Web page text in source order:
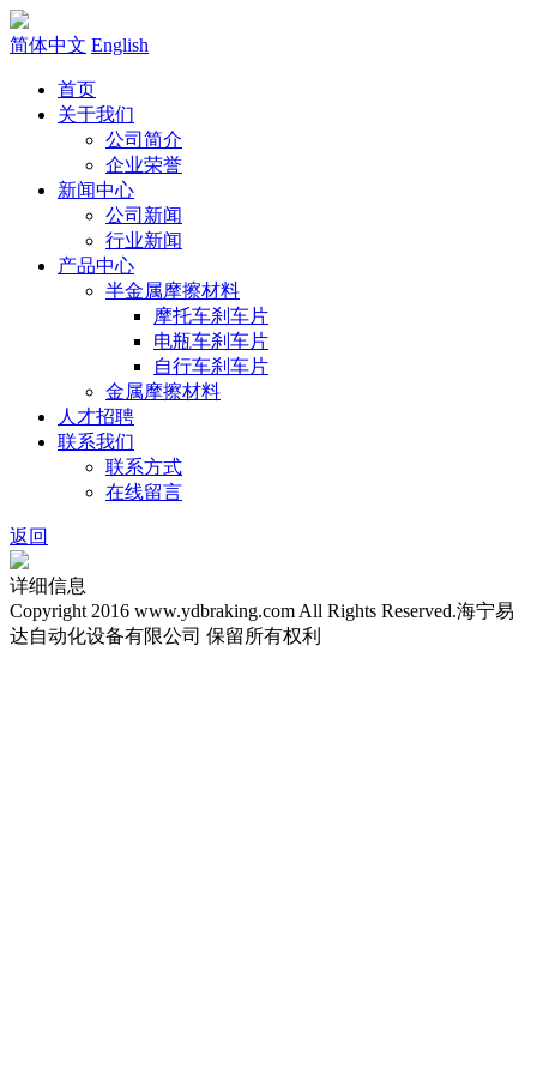
简体中文 English
首页
关于我们
公司简介
企业荣誉
新闻中心
公司新闻
行业新闻
产品中心
半金属摩擦材料
摩托车刹车片
电瓶车刹车片
自行车刹车片
金属摩擦材料
人才招聘
联系我们
联系方式
在线留言
返回
详细信息
Copyright 2016 www.ydbraking.com All Rights Reserved.海宁易
达自动化设备有限公司 保留所有权利